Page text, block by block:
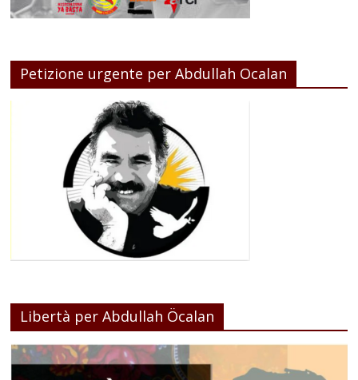
Petizione urgente per Abdullah Ocalan
Libertà per Abdullah Öcalan